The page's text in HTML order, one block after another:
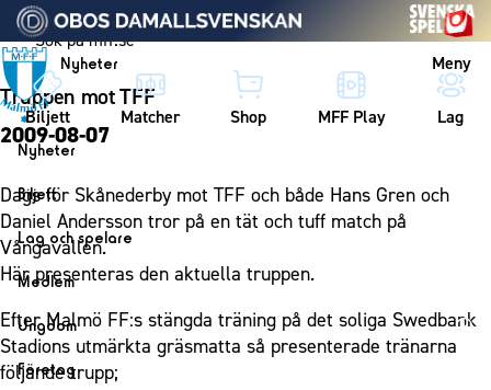
Vidare till innehållet
Nyheter Meny
Biljett Matcher Shop MFF Play Lag
Nyheter
Nyheter
Kalender
Biljett
Biljett
Årskort herr
Mitt MFF
Biljetter till bortamatcher
Lag och spelare
Lag
Herrlaget
Spelare
Ledarstab
Medlem
Medlemskap i Malmö FF
Årsmöte 2026
Ungdom
MFF Ungdom
Företag
Truppen mot TFF
2009-08-07
Dags för Skånederby mot TFF och både Hans Gren och
Daniel Andersson tror på en tät och tuff match på
Vångavallen.
Här presenteras den aktuella truppen.
Efter Malmö FF:s stängda träning på det soliga Swedbank
Stadions utmärkta gräsmatta så presenterade tränarna
följande trupp;